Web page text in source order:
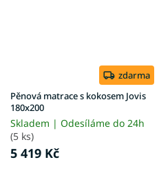
zdarma
Pěnová matrace s kokosem Jovis
180x200
Skladem | Odesíláme do 24h
(5 ks)
5 419 Kč